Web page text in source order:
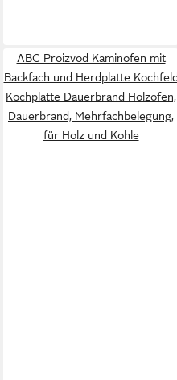
ABC Proizvod Kaminofen mit
Backfach und Herdplatte Kochfeld
Kochplatte Dauerbrand Holzofen,
Dauerbrand, Mehrfachbelegung,
für Holz und Kohle